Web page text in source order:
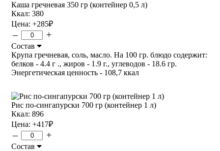
Каша гречневая 350 гр (контейнер 0,5 л)
Ккал: 380
Цена: +285₽
– +
Состав
Крупа гречневая, соль, масло. На 100 гр. блюдо содержит:
белков - 4.4 г ., жиров - 1.9 г., углеводов - 18.6 гр.
Энергетическая ценность - 108,7 ккал
Рис по-сингапурски 700 гр (контейнер 1 л)
Ккал: 896
Цена: +417₽
– +
Состав